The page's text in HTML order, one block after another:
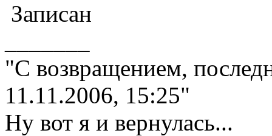
Записан
"С возвращением,
11.11.2006, 15:25"
Ну вот я и вернулась...